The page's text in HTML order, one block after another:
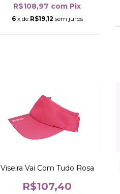
R$108,97 com Pix
6 x de R$19,12 sem juros
Viseira Vai Com Tudo Rosa
R$107,40